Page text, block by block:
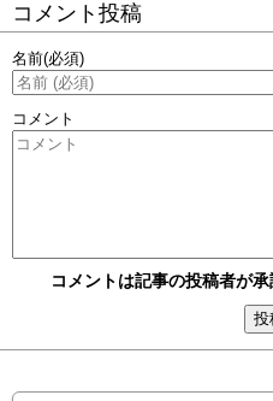
コメント投稿
名前(必須)
コメント
コメントは記事の投稿者が